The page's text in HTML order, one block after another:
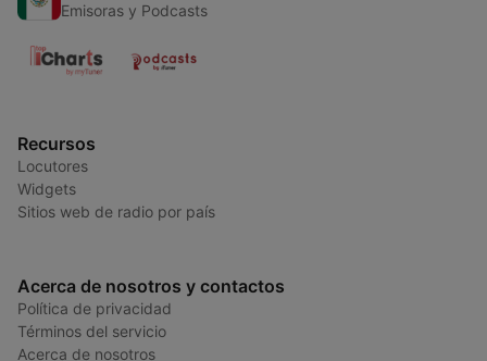
Emisoras y Podcasts
Recursos
Locutores
Widgets
Sitios web de radio por país
Acerca de nosotros y contactos
Política de privacidad
Términos del servicio
Acerca de nosotros